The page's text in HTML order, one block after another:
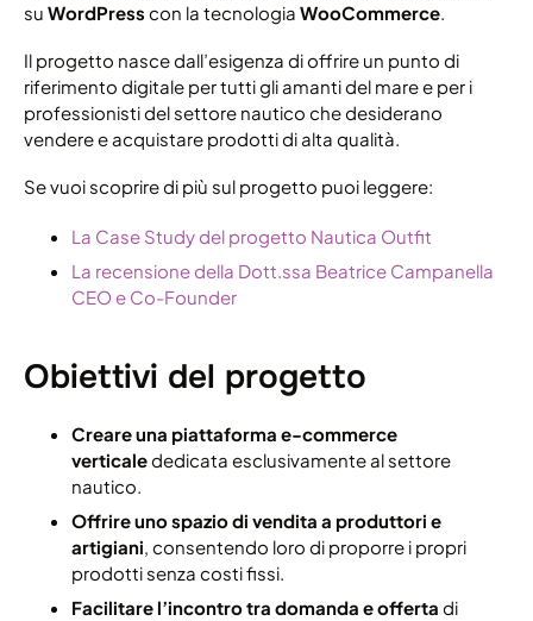
su WordPress con la tecnologia WooCommerce.
Il progetto nasce dall’esigenza di offrire un punto di
riferimento digitale per tutti gli amanti del mare e per i
professionisti del settore nautico che desiderano
vendere e acquistare prodotti di alta qualità.
Se vuoi scoprire di più sul progetto puoi leggere:
La Case Study del progetto Nautica Outfit
La recensione della Dott.ssa Beatrice Campanella
CEO e Co-Founder
Obiettivi del progetto
Creare una piattaforma e-commerce
verticalededicata esclusivamente al settore
nautico.
Offrire uno spazio di vendita a produttori e
artigiani, consentendo loro di proporre i propri
prodotti senza costi fissi.
Facilitare l’incontro tra domanda e offerta di